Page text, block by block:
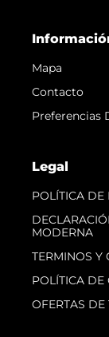
Mapa
Contacto
Preferencias
Legal
POLÍTICA DE
MODERNA
TERMINOS Y
POLÍTICA DE
OFERTAS DE